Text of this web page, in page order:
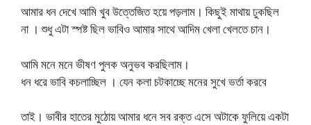
আমার ধন দেখে আমি খুব উত্তেজিত হয়ে পড়লাম। কিছুই মাথায় ঢুকছিল
না । শুধু এটা স্পষ্ট ছিল ভাবিও আমার সাথে আদিম খেলা খেলতে চান।
আমি মনে মনে ভীষণ পুলক অনুভব করছিলাম।
ধন ধরে ভাবি কচলাচ্ছিল । যেন কলা চটকাচ্ছে মনের সুখে ভর্তা করবে
তাই। ভাবীর হাতের মুঠোয় আমার ধনে সব রক্ত এসে অটাকে ফুলিয়ে একটা